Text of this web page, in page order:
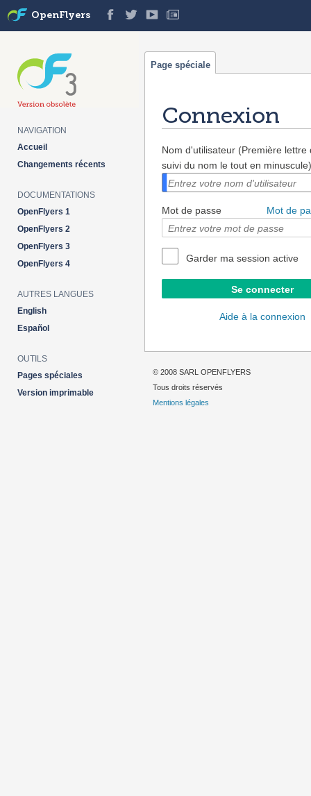
Connexion
Nom d'utilisateur (Première lettre
suivi du nom le tout en minuscule)
Mot de passe Mot de
Garder ma session active
Aide à la connexion
Page spéciale
OpenFlyers
NAVIGATION
Accueil
Changements récents
DOCUMENTATIONS
OpenFlyers 1
OpenFlyers 2
OpenFlyers 3
OpenFlyers 4
AUTRES LANGUES
English
Español
OUTILS
Pages spéciales
Version imprimable
© 2008 SARL OPENFLYERS
Tous droits réservés
Mentions légales